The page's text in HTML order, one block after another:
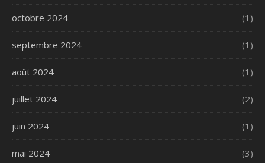
octobre 2024 (1)
septembre 2024 (1)
août 2024 (1)
juillet 2024 (2)
juin 2024 (1)
mai 2024 (3)